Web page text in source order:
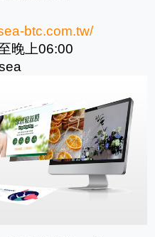
btc.com.tw/
晚上06:00